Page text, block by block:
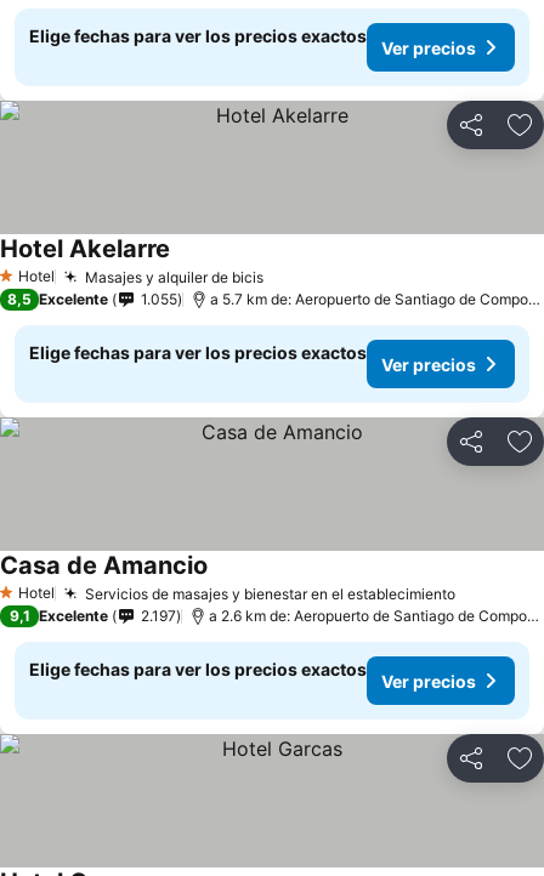
Elige fechas para ver los precios exactos
Ver precios
Compartir
1 Estrellas
Hotel Masajes y alquiler de bicis
Hotel Akelarre
8,5 Excelente 1.055 a 5.7 km de: Aeropuerto de Santiago de Compostela
Elige fechas para ver los precios exactos
Ver precios
Compartir
1 Estrellas
Hotel Servicios de masajes y bienestar en el establecimiento
Casa de Amancio
9,1 Excelente 2.197 a 2.6 km de: Aeropuerto de Santiago de Compostela
Elige fechas para ver los precios exactos
Ver precios
Compartir